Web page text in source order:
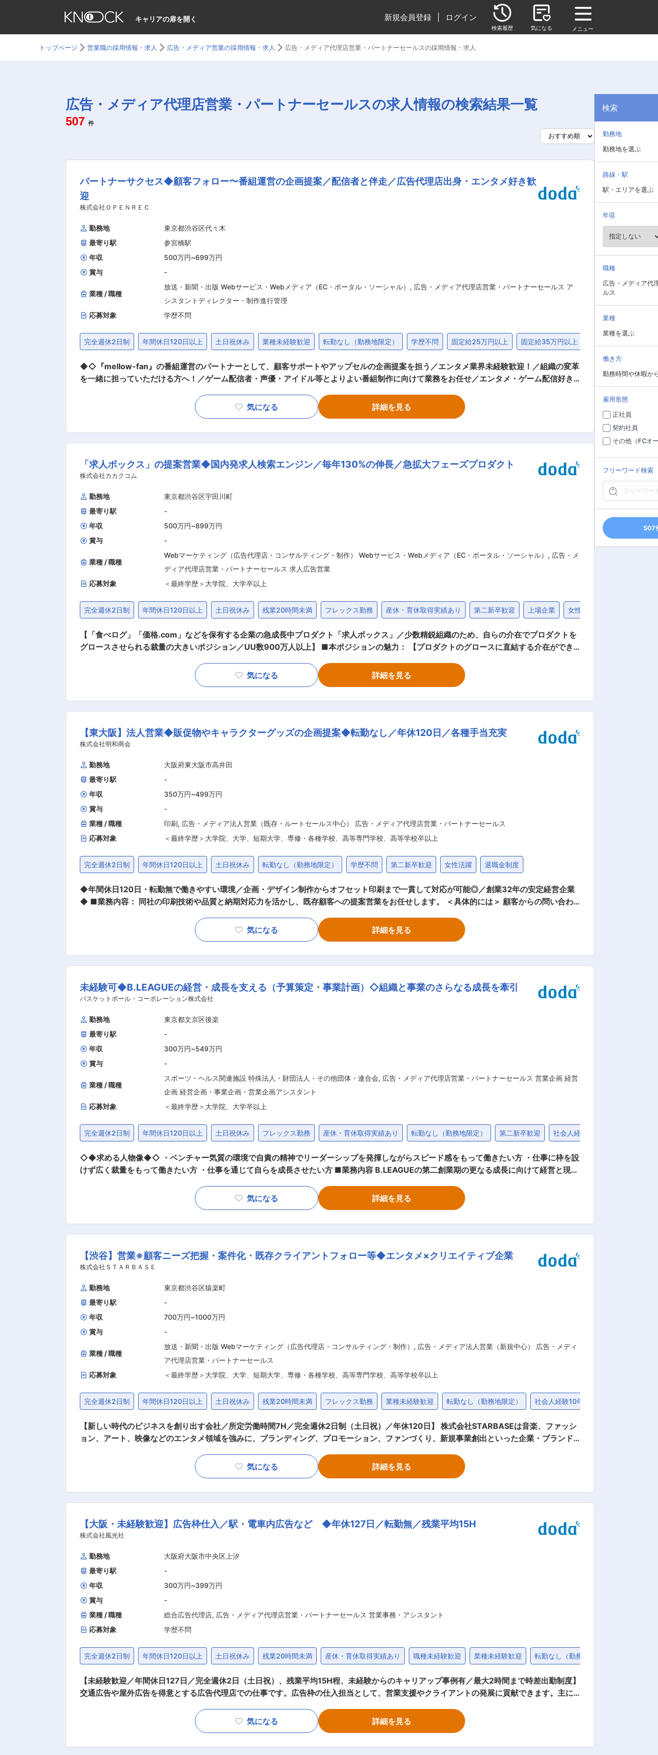
キャリアの扉を開く 新規会員登録 ログイン
検索履歴 気になる メニュー
トップページ 営業職の採用情報・求人 広告・メディア営業の採用情報・求人 広告・メディア代理店営業・パートナーセールスの採用情報・求人
広告・メディア代理店営業・パートナーセールスの求人情報の検索結果一覧
507 件
パートナーサクセス◆顧客フォロー〜番組運営の企画提案／配信者と伴走／広告代理店出身・エンタメ好き歓
迎
株式会社ＯＰＥＮＲＥＣ
勤務地
東京都渋谷区代々木
最寄り駅
参宮橋駅
年収
500万円~699万円
賞与
-
業種 / 職種
放送・新聞・出版 Webサービス・Webメディア（EC・ポータル・ソーシャル） , 広告・メディア代理店営業・パートナーセールス ア
シスタントディレクター・制作進行管理
応募対象
学歴不問
完全週休2日制 年間休日120日以上 土日祝休み 業種未経験歓迎 転勤なし（勤務地限定） 学歴不問 固定給25万円以上 固定給35万円以上
◆◇『mellow-fan』の番組運営のパートナーとして、顧客サポートやアップセルの企画提案を担う／エンタメ業界未経験歓迎！／組織の変革
を一緒に担っていただける方へ！／ゲーム配信者・声優・アイドル等とよりよい番組制作に向けて業務をお任せ／エンタメ・ゲーム配信好き
ツを展開する『mellow-fan』のチャンネル運営支援をお任せします。 単なる進行管理ではなく、パートナー様と一緒に、“ファンに愛される
番組＆コミュニティ”をつくっていくポジションです。 ■具体的な業務詳細： ＜制作パートナー様との折衝／運営サポート＞ ・OPENRECの
ィング・企画提案 ＜チャンネル成長に向けた企画提案セールス＞ ・新たなチャンネル開設の企画・推進 ・OPENREC制作のイベント出演・グ
ッズ制作の提案 ・企業とのタイアップ企画やコラボ施策の提案 ■ポジションの魅力： 「配信プラットフォームを運営する側」として、クリエ
熱狂するのか？” “どうすれば視聴者数やコミュニティが伸びるのか？” を考えながら、企画・運営・改善まで一気通貫で携わることができま
す。 単なる運営ディレクションではなく、「コンテンツを育てる」「チャンネルを成長させる」手触り感を持ちながら、視聴者増加やコミュ
ニティ拡大にダイレクトに関われるポジションです。 エンタメ・配信・コミュニティビジネスに興味がある方にとって、ユーザーの熱量を最
気になる 詳細を見る
「求人ボックス」の提案営業◆国内発求人検索エンジン／毎年130%の伸長／急拡大フェーズプロダクト
株式会社カカクコム
勤務地
東京都渋谷区宇田川町
最寄り駅
-
年収
500万円~899万円
賞与
-
業種 / 職種
Webマーケティング（広告代理店・コンサルティング・制作） Webサービス・Webメディア（EC・ポータル・ソーシャル） , 広告・メ
ディア代理店営業・パートナーセールス 求人広告営業
応募対象
＜最終学歴＞大学院、大学卒以上
完全週休2日制 年間休日120日以上 土日祝休み 残業20時間未満 フレックス勤務 産休・育休取得実績あり 第二新卒歓迎 上場企業 女性活躍
【「食べログ」「価格.com」などを保有する企業の急成長中プロダクト「求人ボックス」／少数精鋭組織のため、自らの介在でプロダクトを
グロースさせられる裁量の大きいポジション／UU数900万人以上】 ■本ポジションの魅力： 【プロダクトのグロースに直結する介在ができ
感のある仕事ができます。 【盤石な大手基盤でもベンチャーのスピード感で仕事が叶う】 ⇒少数精鋭の組織で運営しているため事業責任者が
グループマネージャーを兼任しており、近い距離感で事業の中核として伴走できます。 【柔軟なキャリア形成】 ⇒顧客のためになる、売り上
競合がひしめく中で、求職者、採用企業、代理店に選ばれ、売上を最大化していくことで、求人ボックス事業全体を牽引していくことがミッ
ションになります。代理店の経営層をはじめ営業現場メンバーを動かしていく必要があるので、人を動かす力が身につくと同時に、大きな売
の利益を最大化するための戦略的な提案・交渉の実施。 ・プロジェクト推進 - 社外向けプロジェクト：代理店に対して、求人ボックスをより
効果的に拡販できるようなプロジェクトの企画・実施。過去実施例として大規模なイベントの企画運営／代理店向けのポータルサイト構築な
ど。 ■求人ボックスとは 月間利用者数1,100万人以上、月間総ページビュー1億以上の求人情報の一括検索サービスです。プロダクトのリリー
気になる 詳細を見る
【東大阪】法人営業◆販促物やキャラクターグッズの企画提案◆転勤なし／年休120日／各種手当充実
株式会社明和商会
勤務地
大阪府東大阪市高井田
最寄り駅
-
年収
350万円~499万円
賞与
-
業種 / 職種
印刷, 広告・メディア法人営業（既存・ルートセールス中心） 広告・メディア代理店営業・パートナーセールス
応募対象
＜最終学歴＞大学院、大学、短期大学、専修・各種学校、高等専門学校、高等学校卒以上
完全週休2日制 年間休日120日以上 土日祝休み 転勤なし（勤務地限定） 学歴不問 第二新卒歓迎 女性活躍 退職金制度
◆年間休日120日・転勤無で働きやすい環境／企画・デザイン制作からオフセット印刷まで一貫して対応が可能◎／創業32年の安定経営企業
◆ ■業務内容： 同社の印刷技術や品質と納期対応力を活かし、既存顧客への提案営業をお任せします。 ＜具体的には＞ 顧客からの問い合わ
ザイン担当と協力する 場合もあります。受注後は製造現場への納期指示もお願いします。 ※受注後の対応は約8割が営業自身で納期管理・受
注処理まで行います。 ※受注後の対応について事務の方が4名いますが、8割程度は営業自身で納期管理、受注処理まで行っております。 ■入
み： パッケージ印刷など、お客様に合わせたデザインを企画から納品まで一貫して対応できる点が強みです。また、大阪府内では導入例の多
くない大判サイズ対応の機械を一昨年11月に導入、また今年10月にはUVコーターニス対応の機械を導入し、より幅広いニーズに対応できるよ
せします。 変更の範囲：会社の定める業務
気になる 詳細を見る
未経験可◆B.LEAGUEの経営・成長を支える（予算策定・事業計画）◇組織と事業のさらなる成長を牽引
バスケットボール・コーポレーション株式会社
勤務地
東京都文京区後楽
最寄り駅
-
年収
300万円~549万円
賞与
-
業種 / 職種
スポーツ・ヘルス関連施設 特殊法人・財団法人・その他団体・連合会, 広告・メディア代理店営業・パートナーセールス 営業企画 経営
企画 経営企画・事業企画・営業企画アシスタント
応募対象
＜最終学歴＞大学院、大学卒以上
完全週休2日制 年間休日120日以上 土日祝休み フレックス勤務 産休・育休取得実績あり 転勤なし（勤務地限定） 第二新卒歓迎 社会人経験10年以上歓迎
◇◆求める人物像◆◇ ・ベンチャー気質の環境で自責の精神でリーダーシップを発揮しながらスピード感をもって働きたい方 ・仕事に枠を設
けず広く裁量をもって働きたい方 ・仕事を通じて自らを成長させたい方 ■業務内容 B.LEAGUEの第二創業期の更なる成長に向けて経営と現場
ム部署等連携） ・社内エンゲージメント施策の実行改善 ■組織構成 人員構成：3名（役員1名、スタッフ2名）※新規採用者含む ■出向につい
て： 入社後すぐに、関連団体である公益社団法人ジャパン・プロフェッショナル・バスケットボールリーグ（B.LEAGUE）に出向となりま
気になる 詳細を見る
【渋谷】営業※顧客ニーズ把握・案件化・既存クライアントフォロー等◆エンタメ×クリエイティブ企業
株式会社ＳＴＡＲＢＡＳＥ
勤務地
東京都渋谷区猿楽町
最寄り駅
-
年収
700万円~1000万円
賞与
-
業種 / 職種
放送・新聞・出版 Webマーケティング（広告代理店・コンサルティング・制作） , 広告・メディア法人営業（新規中心） 広告・メディ
ア代理店営業・パートナーセールス
応募対象
＜最終学歴＞大学院、大学、短期大学、専修・各種学校、高等専門学校、高等学校卒以上
完全週休2日制 年間休日120日以上 土日祝休み 残業20時間未満 フレックス勤務 業種未経験歓迎 転勤なし（勤務地限定） 社会人経験10年以上歓迎
【新しい時代のビジネスを創り出す会社／所定労働時間7H／完全週休2日制（土日祝）／年休120日】 株式会社STARBASEは音楽、ファッシ
ョン、アート、映像などのエンタメ領域を強みに、ブランディング、プロモーション、ファンづくり、新規事業創出といった企業・ブランド
機能の強化のため、営業セクションの1人目のメンバーを募集します。 具体的には、当社役員陣が獲得してきた顧客ニーズに対して、詳細な顧
客ニーズ・課題を特定していき、必要に応じて社内の最適な事業部（ブランディング事業部/コンテンツ事業部 など）に案件をアサイン。各事
ジションの特徴 ◎抽象度の高い指示やニーズを具体化し、幅広いソリューションから最適解を見つけていきます： 多様なステークホルダーと
コミュニケーションを取りながら業務を進めます。 ◎ゆくゆくは営業チーム立ち上げ（基盤構築・仕組み作り）、営業戦略設計・マネジメン
れます。 事業拡大に伴いメンバーが増えた場合には、リーダーとしてマネジメントにも携われる可能性があります。 ■企業概要 株式会社STA
RBASEは、エンターテインメント・カルチャーを活用して 『楽しい』を創出する企業です。 設立以来、エンターテインメントと企業ブランデ
ィングを融合させた独自のプロモーション手法で数多くの大手クライアントとの取引実績があります。トヨタやNTTドコモ、アサヒ飲料など
気になる 詳細を見る
【大阪・未経験歓迎】広告枠仕入／駅・電車内広告など ◆年休127日／転勤無／残業平均15H
株式会社風光社
勤務地
大阪府大阪市中央区上汐
最寄り駅
-
年収
300万円~399万円
賞与
-
業種 / 職種
総合広告代理店, 広告・メディア代理店営業・パートナーセールス 営業事務・アシスタント
応募対象
学歴不問
完全週休2日制 年間休日120日以上 土日祝休み 残業20時間未満 産休・育休取得実績あり 職種未経験歓迎 業種未経験歓迎 転勤なし（勤務地限定）
【未経験歓迎／年間休日127日／完全週休2日（土日祝）、残業平均15H程、未経験からのキャリアップ事例有／最大2時間まで時差出勤制度】
交通広告や屋外広告を得意とする広告代理店での仕事です。広告枠の仕入担当として、営業支援やクライアントの発展に貢献できます。主に
た広告代理店です。公共交通機関の駅構内や電車に掲出されている広告やデジタルサイネージなど、街中で視覚的なインパクトを与える広告
を数多く取り扱っています。入社後はメディアの仕入業務に関わっていただきます。 ■具体的な業務内容： ・媒体社（各鉄道会社）との折
気になる 詳細を見る
検索
勤務地
勤務地を選ぶ
路線・駅
駅・エリアを選ぶ
年収
職種
広告・メディア代
ルス
業種
業種を選ぶ
働き方
勤務時間や休暇か
雇用形態
正社員
契約社員
その他（FCオ
フリーワード検索
507